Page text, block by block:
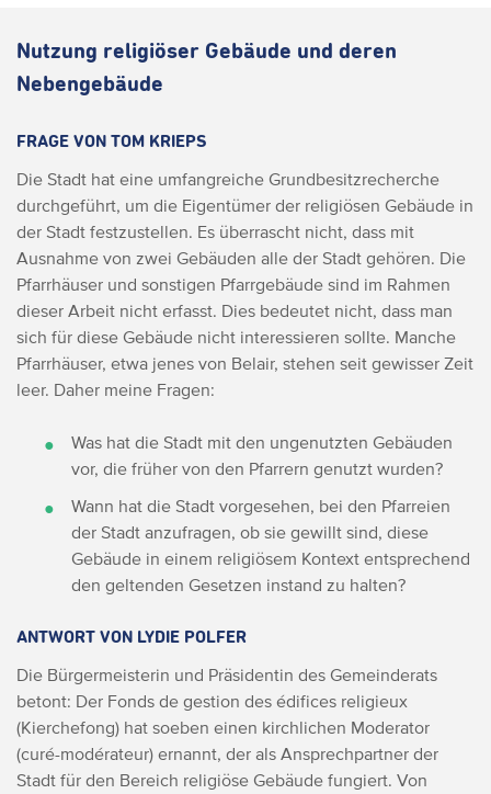
Nutzung religiöser Gebäude und deren
Nebengebäude
FRAGE VON TOM KRIEPS
Die Stadt hat eine umfangreiche Grundbesitzrecherche
durchgeführt, um die Eigentümer der religiösen Gebäude in
der Stadt festzustellen. Es überrascht nicht, dass mit
Ausnahme von zwei Gebäuden alle der Stadt gehören. Die
Pfarrhäuser und sonstigen Pfarrgebäude sind im Rahmen
dieser Arbeit nicht erfasst. Dies bedeutet nicht, dass man
sich für diese Gebäude nicht interessieren sollte. Manche
Pfarrhäuser, etwa jenes von Belair, stehen seit gewisser Zeit
leer. Daher meine Fragen:
Was hat die Stadt mit den ungenutzten Gebäuden
vor, die früher von den Pfarrern genutzt wurden?
Wann hat die Stadt vorgesehen, bei den Pfarreien
der Stadt anzufragen, ob sie gewillt sind, diese
Gebäude in einem religiösem Kontext entsprechend
den geltenden Gesetzen instand zu halten?
ANTWORT VON LYDIE POLFER
Die Bürgermeisterin und Präsidentin des Gemeinderats
betont: Der Fonds de gestion des édifices religieux
(Kierchefong) hat soeben einen kirchlichen Moderator
(curé-modérateur) ernannt, der als Ansprechpartner der
Stadt für den Bereich religiöse Gebäude fungiert. Von